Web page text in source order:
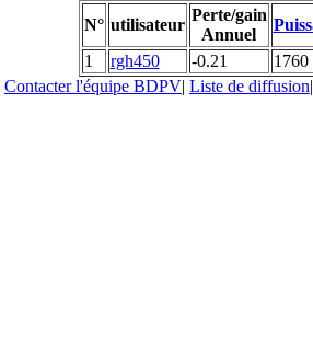
N° utilisateur
Perte/gain
Annuel
1
rgh450 -0.21
1760
Contacter l'équipe BDPV| Liste de diffusion